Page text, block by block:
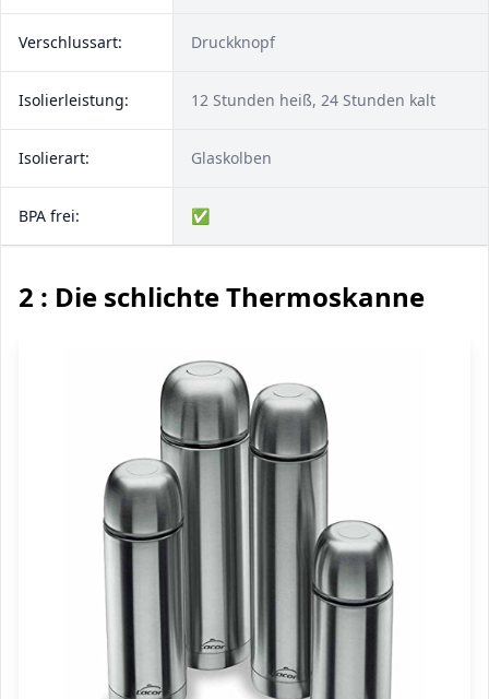
Verschlussart: Druckknopf
Isolierleistung: 12 Stunden heiß, 24 Stunden kalt
Isolierart: Glaskolben
BPA frei: ✅
2 : Die schlichte Thermoskanne